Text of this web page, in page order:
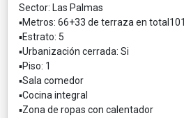
Sector: Las Palmas
▪️Metros: 66+33 de terraza en
▪️Estrato: 5
▪️Urbanización cerrada: Si
▪️Piso: 1
▪️Sala comedor
▪️Cocina integral
▪️Zona de ropas con calentador